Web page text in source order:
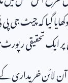
گیا کہ چیٹ
ایک تحقیقی رپورٹ
آن لائن خریداری